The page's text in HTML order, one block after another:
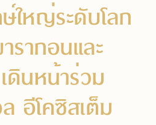
หญ่ระดับโลก
รากอนและ
ดินหน้าร่วม
อีโคซิสเต็ม